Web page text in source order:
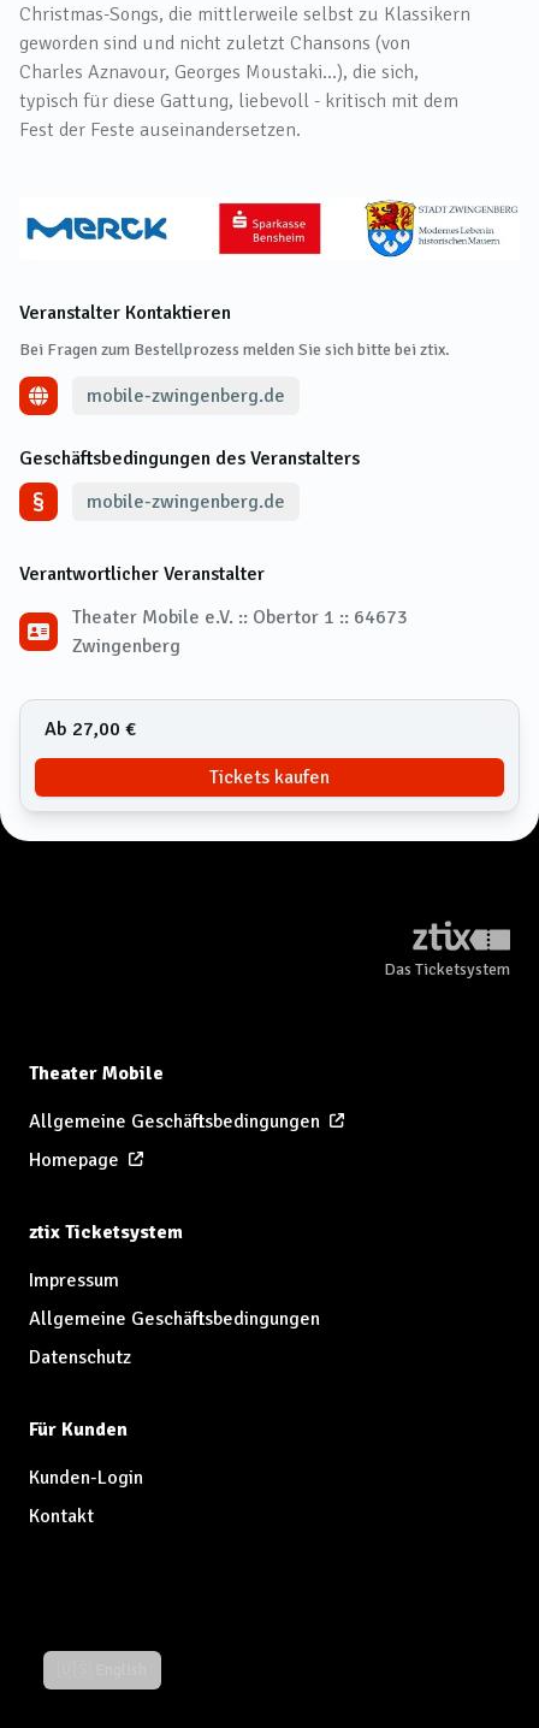
Christmas-Songs, die mittlerweile selbst zu Klassikern
geworden sind und nicht zuletzt Chansons (von
Charles Aznavour, Georges Moustaki...), die sich,
typisch für diese Gattung, liebevoll - kritisch mit dem
Fest der Feste auseinandersetzen.
Veranstalter Kontaktieren
Bei Fragen zum Bestellprozess melden Sie sich bitte bei ztix.
mobile-zwingenberg.de
Geschäftsbedingungen des Veranstalters
mobile-zwingenberg.de
Verantwortlicher Veranstalter
Theater Mobile e.V. :: Obertor 1 :: 64673
Zwingenberg
Ab 27,00 €
Tickets kaufen
Das Ticketsystem
Theater Mobile
Allgemeine Geschäftsbedingungen
Homepage
ztix Ticketsystem
Impressum
Allgemeine Geschäftsbedingungen
Datenschutz
Für Kunden
Kunden-Login
Kontakt